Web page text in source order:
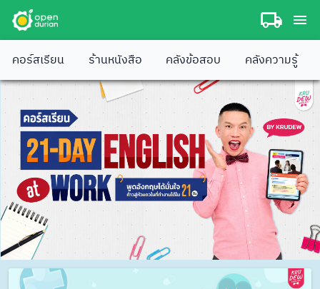
คอร์สเรียน ร้านหนังสือ คลังข้อสอบ คลังความรู้